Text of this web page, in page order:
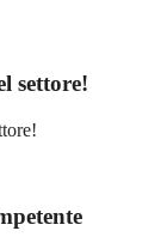
settore!